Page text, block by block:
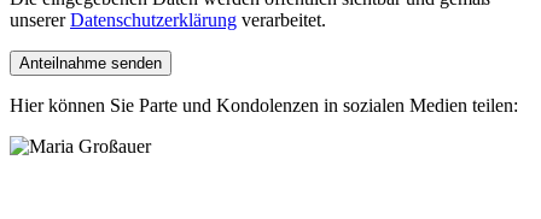
unsererDatenschutzerklärung verarbeitet.
Hier können Sie Parte und Kondolenzen in sozialen Medien teilen: